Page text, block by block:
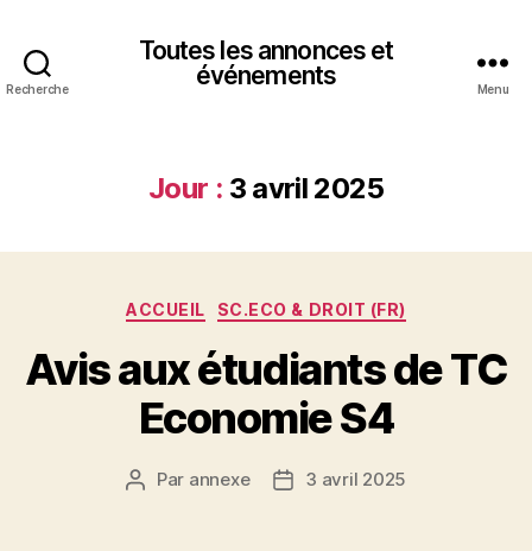
Recherche
Toutes les annonces et
événements
Menu
Jour : 3 avril 2025
Catégories
ACCUEIL SC.ECO & DROIT (FR)
Avis aux étudiants de TC
Economie S4
Auteur
Par annexe
Date3 avril 2025